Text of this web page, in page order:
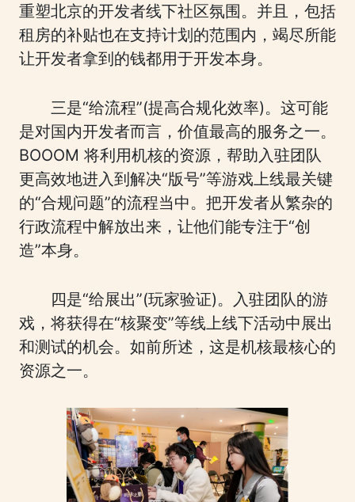
重塑北京的开发者线下社区氛围。并且，包括
租房的补贴也在支持计划的范围内，竭尽所能
让开发者拿到的钱都用于开发本身。
三是“给流程”(提高合规化效率)。这可能
是对国内开发者而言，价值最高的服务之一。
BOOOM 将利用机核的资源，帮助入驻团队
更高效地进入到解决“版号”等游戏上线最关键
的“合规问题”的流程当中。把开发者从繁杂的
行政流程中解放出来，让他们能专注于“创
造”本身。
四是“给展出”(玩家验证)。入驻团队的游
戏，将获得在“核聚变”等线上线下活动中展出
和测试的机会。如前所述，这是机核最核心的
资源之一。